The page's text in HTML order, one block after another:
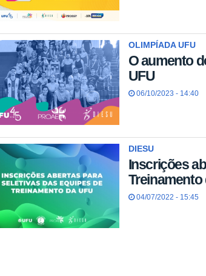
OLIMPÍADA UFU
O aumento
UFU
06/10/2023 - 14:40
DIESU
Inscrições
Treinamento
04/07/2022 - 15:45